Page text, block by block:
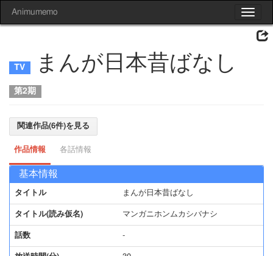
Toggle
Animumemo
まんが日本昔ばなし
第2期
関連作品(6件)を見る
作品情報 各話情報
基本情報
タイトル まんが日本昔ばなし
タイトル(読み仮名) マンガニホンムカシバナシ
話数 -